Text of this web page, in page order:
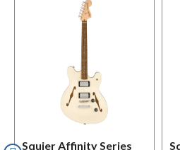
Squier Affinity Series